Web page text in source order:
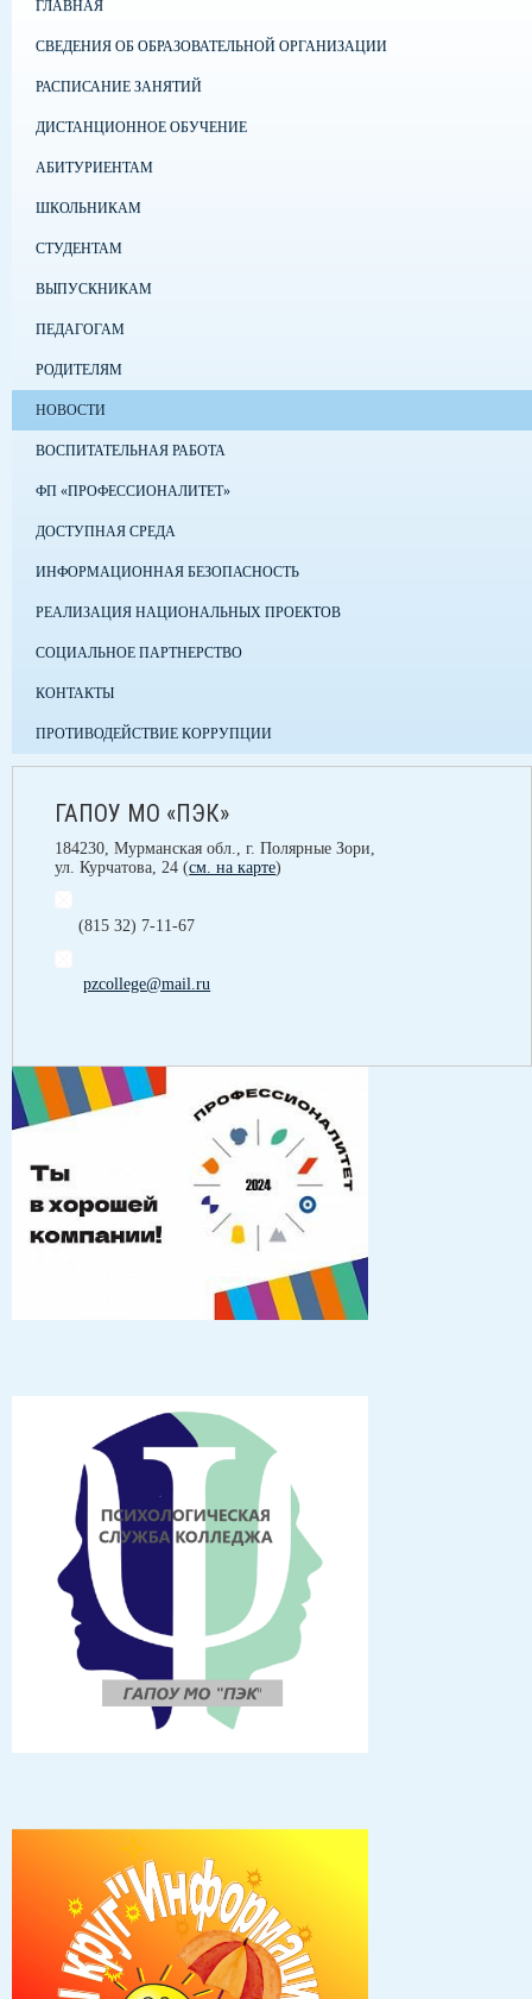
ГЛАВНАЯ
СВЕДЕНИЯ ОБ ОБРАЗОВАТЕЛЬНОЙ ОРГАНИЗАЦИИ
РАСПИСАНИЕ ЗАНЯТИЙ
ДИСТАНЦИОННОЕ ОБУЧЕНИЕ
АБИТУРИЕНТАМ
ШКОЛЬНИКАМ
СТУДЕНТАМ
ВЫПУСКНИКАМ
ПЕДАГОГАМ
РОДИТЕЛЯМ
НОВОСТИ
ВОСПИТАТЕЛЬНАЯ РАБОТА
ФП «ПРОФЕССИОНАЛИТЕТ»
ДОСТУПНАЯ СРЕДА
ИНФОРМАЦИОННАЯ БЕЗОПАСНОСТЬ
РЕАЛИЗАЦИЯ НАЦИОНАЛЬНЫХ ПРОЕКТОВ
СОЦИАЛЬНОЕ ПАРТНЕРСТВО
КОНТАКТЫ
ПРОТИВОДЕЙСТВИЕ КОРРУПЦИИ
ГАПОУ МО «ПЭК»
184230, Мурманская обл., г. Полярные Зори,
ул. Курчатова, 24 (см. на карте)
(815 32) 7-11-67
pzcollege@mail.ru